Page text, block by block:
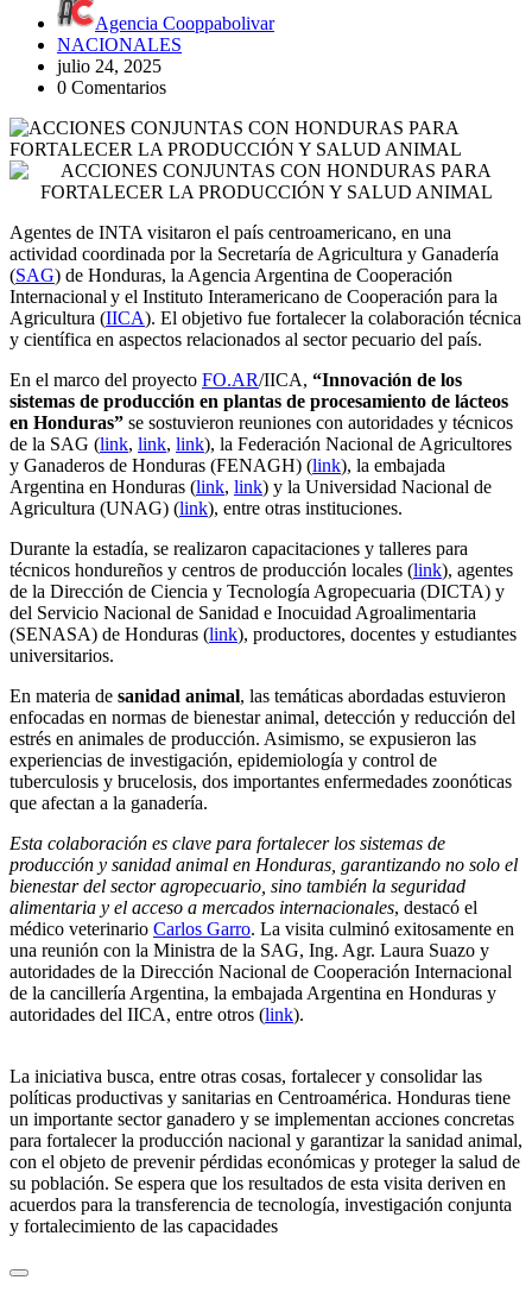
Agencia Cooppabolivar
NACIONALES
julio 24, 2025
0 Comentarios
Agentes de INTA visitaron el país centroamericano, en una
actividad coordinada por la Secretaría de Agricultura y Ganadería
(SAG) de Honduras, la Agencia Argentina de Cooperación
Internacional y el Instituto Interamericano de Cooperación para la
Agricultura (IICA). El objetivo fue fortalecer la colaboración técnica
y científica en aspectos relacionados al sector pecuario del país.
En el marco del proyecto FO.AR/IICA, “Innovación de los
sistemas de producción en plantas de procesamiento de lácteos
en Honduras” se sostuvieron reuniones con autoridades y técnicos
de la SAG (link, link, link), la Federación Nacional de Agricultores
y Ganaderos de Honduras (FENAGH) (link), la embajada
Argentina en Honduras (link, link) y la Universidad Nacional de
Agricultura (UNAG) (link), entre otras instituciones.
Durante la estadía, se realizaron capacitaciones y talleres para
técnicos hondureños y centros de producción locales (link), agentes
de la Dirección de Ciencia y Tecnología Agropecuaria (DICTA) y
del Servicio Nacional de Sanidad e Inocuidad Agroalimentaria
(SENASA) de Honduras (link), productores, docentes y estudiantes
universitarios.
En materia de sanidad animal, las temáticas abordadas estuvieron
enfocadas en normas de bienestar animal, detección y reducción del
estrés en animales de producción. Asimismo, se expusieron las
experiencias de investigación, epidemiología y control de
tuberculosis y brucelosis, dos importantes enfermedades zoonóticas
que afectan a la ganadería.
Esta colaboración es clave para fortalecer los sistemas de
producción y sanidad animal en Honduras, garantizando no solo el
bienestar del sector agropecuario, sino también la seguridad
alimentaria y el acceso a mercados internacionales, destacó el
médico veterinario Carlos Garro. La visita culminó exitosamente en
una reunión con la Ministra de la SAG, Ing. Agr. Laura Suazo y
autoridades de la Dirección Nacional de Cooperación Internacional
de la cancillería Argentina, la embajada Argentina en Honduras y
autoridades del IICA, entre otros (link).
La iniciativa busca, entre otras cosas, fortalecer y consolidar las
políticas productivas y sanitarias en Centroamérica. Honduras tiene
un importante sector ganadero y se implementan acciones concretas
para fortalecer la producción nacional y garantizar la sanidad animal,
con el objeto de prevenir pérdidas económicas y proteger la salud de
su población. Se espera que los resultados de esta visita deriven en
acuerdos para la transferencia de tecnología, investigación conjunta
y fortalecimiento de las capacidades